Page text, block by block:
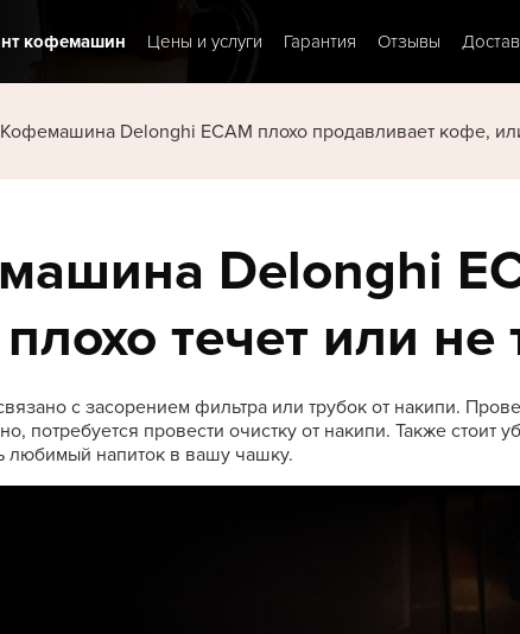
кофемашин Цены и услуги Гарантия Отзывы
Кофемашина Delonghi ECAM плохо продавливает кофе,
Delonghi
течет или не
с засорением фильтра или трубок от накипи.
потребуется провести очистку от накипи. Также
любимый напиток в вашу чашку.